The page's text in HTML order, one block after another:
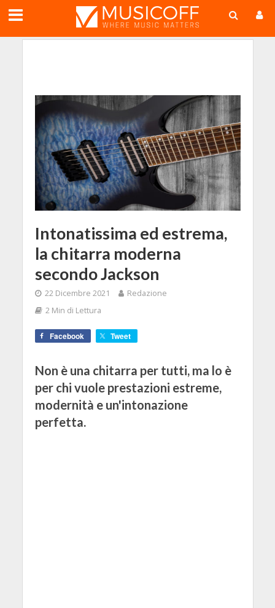
Intonatissima ed estrema,
la chitarra moderna
secondo Jackson
22 Dicembre 2021
Redazione
2 Min di Lettura
Facebook Tweet
Non è una chitarra per tutti, ma lo è
per chi vuole prestazioni estreme,
modernità e un'intonazione
perfetta.